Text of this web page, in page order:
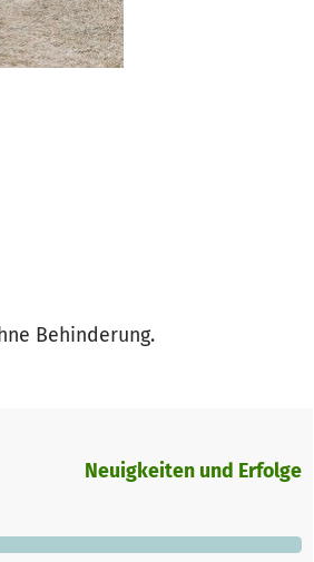
Behinderung.
Neuigkeiten und Erfolge